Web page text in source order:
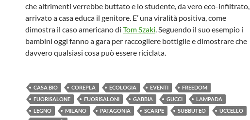
che altrimenti verrebbe buttato e lo studente, da vero eco-infiltrato,
arrivato a casa educa il genitore. E’ una viralità positiva, come
dimostra il caso americano di Tom Szaki. Seguendo il suo esempio i
bambini oggi fanno a gara per raccogliere bottiglie e dimostrare che
davvero qualsiasi cosa può essere riciclata.
CASA BIO COREPLA ECOLOGIA EVENTI
FREEDOM
FUORISALONE
FUORISALONI GABBIA GUCCI
LAMPADA
LEGNO
MILANO PATAGONIA SCARPE SUBBUTEO
UCCELLO